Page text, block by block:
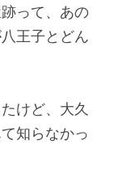
って、あの
王子とどん
けど、大久
知らなかっ